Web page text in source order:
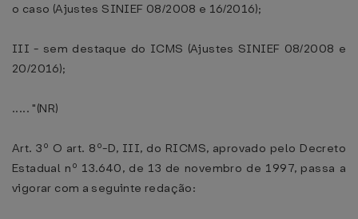
o caso (Ajustes SINIEF 08/2008 e 16/2016);
III - sem destaque do ICMS (Ajustes SINIEF 08/2008 e
20/2016);
..... "(NR)
Art. 3º O art. 8º-D, III, do RICMS, aprovado pelo Decreto
Estadual nº 13.640, de 13 de novembro de 1997, passa a
vigorar com a seguinte redação: